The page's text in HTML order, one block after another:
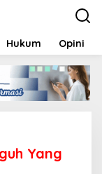
Hukum Opini
Yang